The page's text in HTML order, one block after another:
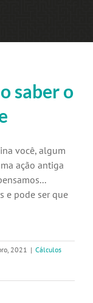
saber o
você, algum
ação antiga
e pode ser que
2021 | Cálculos